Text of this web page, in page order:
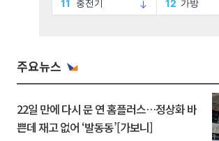
주요뉴스
22일 만에 다시 문 연 홈플러스…정상화 바
쁜데 재고 없어 ‘발동동’[가보니]